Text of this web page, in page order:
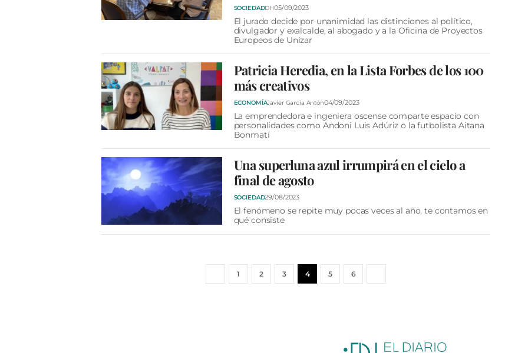
SOCIEDADDH05/09/2023
El jurado decide por unanimidad las distinciones al político,
divulgador y exalcalde, al abogado y a la Oficina de Proyectos
Europeos de Unizar
Patricia Heredia, en la Lista Forbes de los 100
más creativos
ECONOMÍAJavier García Antón04/09/2023
La emprendedora e ingeniera oscense comparte espacio con
personalidades como Andoni Luis Adúriz o la futbolista Aitana
Bonmatí
Una superluna azul irrumpirá en el cielo a
final de agosto
SOCIEDAD29/08/2023
El fenómeno se repite muy pocas veces al año, te contamos en
qué consiste
1 2 3 4 5 6